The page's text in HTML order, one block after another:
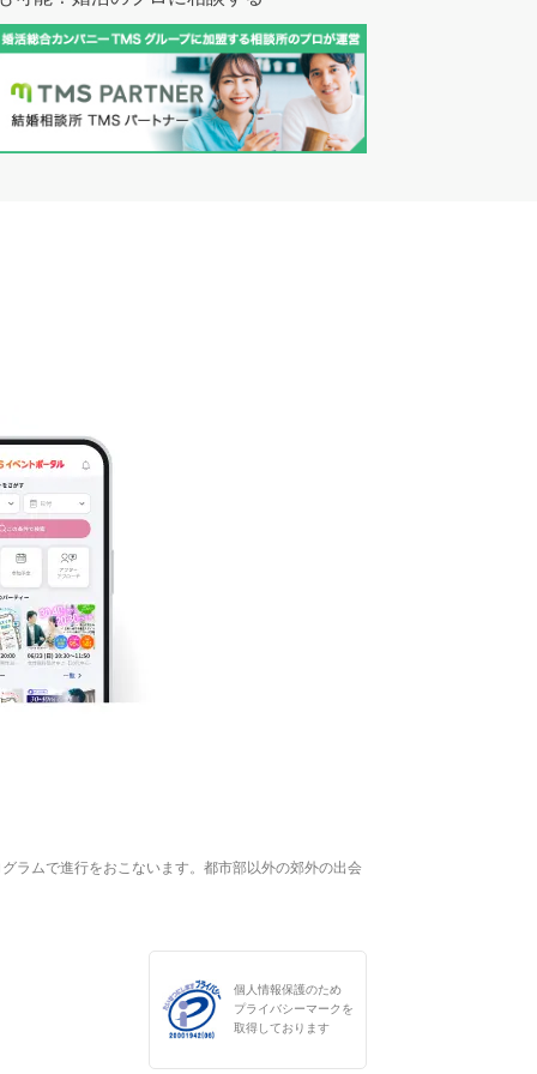
ラムで進行をおこないます。都市部以外の郊外の出会
個人情報保護のため
プライバシーマークを
取得しております